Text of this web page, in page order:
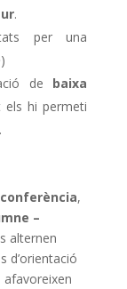
.
per una
)
de baixa
els hi permeti
,
–
alternen
d’orientació
afavoreixen